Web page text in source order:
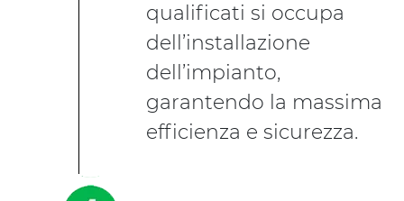
qualificati si occupa
dell’installazione
dell’impianto,
garantendo la massima
efficienza e sicurezza.